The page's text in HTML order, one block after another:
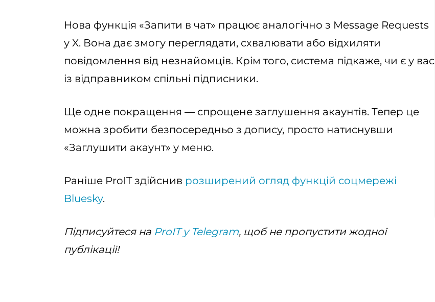
Нова функція «Запити в чат» працює аналогічно з Message Requests
у X. Вона дає змогу переглядати, схвалювати або відхиляти
повідомлення від незнайомців. Крім того, система підкаже, чи є у вас
із відправником спільні підписники.
Ще одне покращення — спрощене заглушення акаунтів. Тепер це
можна зробити безпосередньо з допису, просто натиснувши
«Заглушити акаунт» у меню.
Раніше ProIT здійснив розширений огляд функцій соцмережі
Bluesky.
Підписуйтеся на ProIT у Telegram, щоб не пропустити жодної
публікації!